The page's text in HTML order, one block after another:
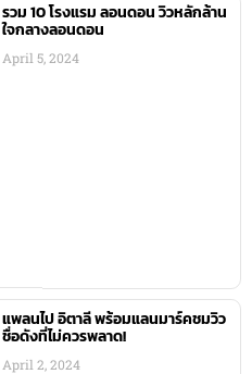
รวม 10 โรงแรม ลอนดอน วิวหลักล้าน
ใจกลางลอนดอน
April 5, 2024
แพลนไป อิตาลี พร้อมแลนมาร์คชมวิว
ชื่อดังที่ไม่ควรพลาด!
April 2, 2024